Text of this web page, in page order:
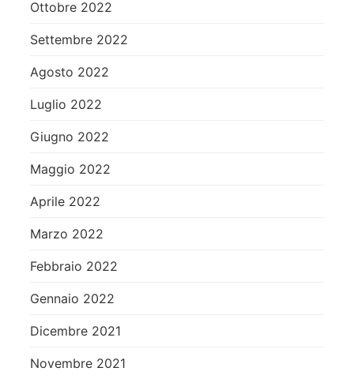
Ottobre 2022
Settembre 2022
Agosto 2022
Luglio 2022
Giugno 2022
Maggio 2022
Aprile 2022
Marzo 2022
Febbraio 2022
Gennaio 2022
Dicembre 2021
Novembre 2021